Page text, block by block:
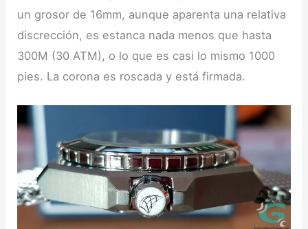
un grosor de 16mm, aunque aparenta una relativa
discrección, es estanca nada menos que hasta
300M (30 ATM), o lo que es casi lo mismo 1000
pies. La corona es roscada y está firmada.